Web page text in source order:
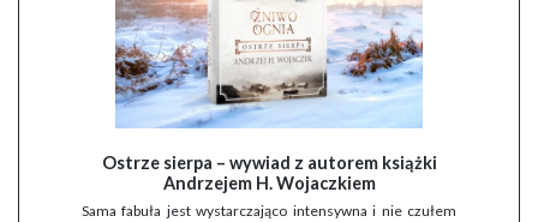
Ostrze sierpa – wywiad z autorem książki
Andrzejem H. Wojaczkiem
Sama fabuła jest wystarczająco intensywna i nie czułem